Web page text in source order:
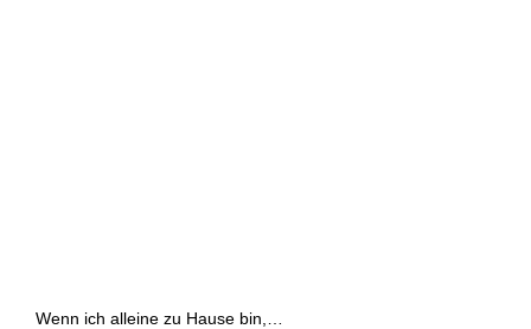
Wenn ich alleine zu Hause bin,…